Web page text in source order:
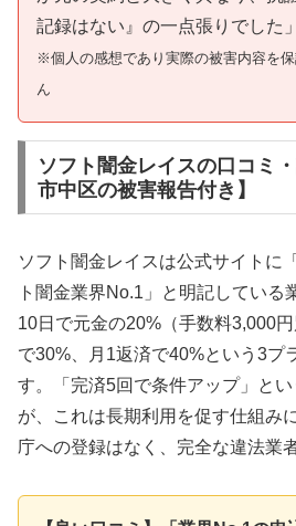
記録はない』の一点張りでした」
※個人の感想であり実際の被害内容を
ん
ソフト闇金レイスの口コミ
市中区の被害報告付き】
ソフト闇金レイスは公式サイトに
ト闇金業界No.1」と明記している
10日で元金の20%（手数料3,000
で30%、月1返済で40%という3プ
す。「完済5回で条件アップ」と
が、これは長期利用を促す仕組み
庁への登録はなく、完全な違法業